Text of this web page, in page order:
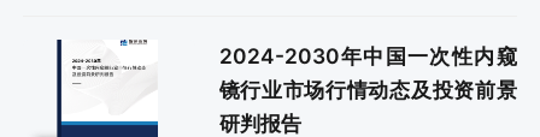
2024-2030年中国一次性内窥
镜行业市场行情动态及投资前景
研判报告